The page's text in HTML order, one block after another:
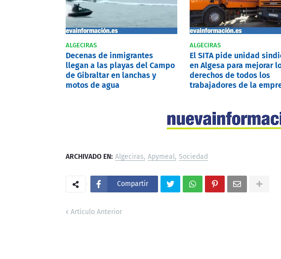
ALGECIRAS
Decenas de inmigrantes
llegan a las playas del Campo
de Gibraltar en lanchas y
motos de agua
ALGECIRAS
El SITA pide unidad
en Algesa para mejorar
derechos de todos los
trabajadores de la
ARCHIVADO EN: Algeciras Apymeal Sociedad
Compartir
Artículo Anterior